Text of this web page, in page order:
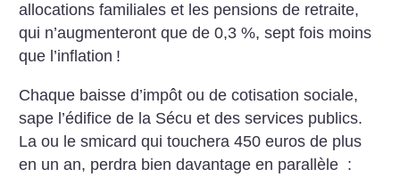
allocations familiales et les pensions de retraite,
qui n’augmenteront que de 0,3 %, sept fois moins
que l’inflation !
Chaque baisse d’impôt ou de cotisation sociale,
sape l’édifice de la Sécu et des services publics.
La ou le smicard qui touchera 450 euros de plus
en un an, perdra bien davantage en parallèle :